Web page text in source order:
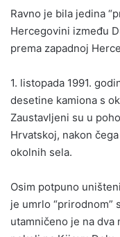
Ravno je bila jedina
Hercegovini između
prema zapadnoj
1. listopada 1991.
desetine kamiona s
Zaustavljeni su u
Hrvatskoj, nakon
okolnih sela.
Osim potpuno
je umrlo “prirodnom”
utamničeno je na dva